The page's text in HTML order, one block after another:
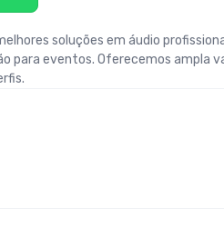
soluções em áudio
para eventos. Oferecemos ampla